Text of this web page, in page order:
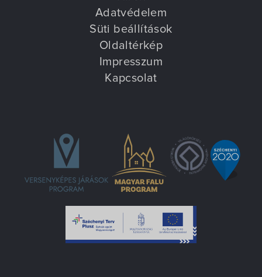
Közérdekű adatok
Adatvédelem
Süti beállítások
Oldaltérkép
Impresszum
Kapcsolat